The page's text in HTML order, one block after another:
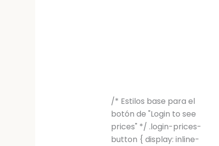
/* Estilos base para el
botón de "Login to see
prices" */ .login-prices-
button { display: inline-